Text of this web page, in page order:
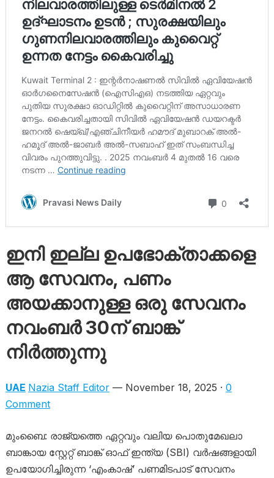
ഇനി ഇല്ല ഉപഭോക്താക്കളെ
ആ സേവനം, പണം
അയക്കാനുള്ള ഒരു സേവനം
നവംബർ 30ന് ബാങ്ക്
നിർത്തുന്നു
UAE Nazia Staff Editor— November 18, 2025 · 0
Comment
മുംബൈ: രാജ്യത്തെ ഏറ്റവും വലിയ പൊതുമേഖലാ
ബാങ്കായ സ്റ്റേറ്റ് ബാങ്ക് ഓഫ് ഇന്ത്യ (SBI) വർഷങ്ങളായി
ഉപയോഗിച്ചിരുന്ന ‘എംകാഷ്’ പണമിടപാട് സേവനം